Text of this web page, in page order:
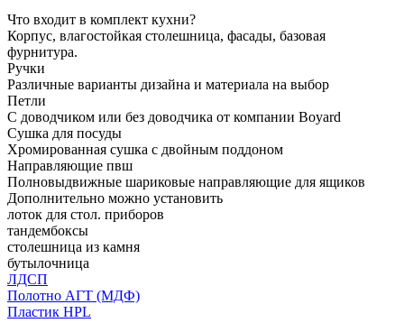
Что входит в комплект кухни?
Корпус, влагостойкая столешница, фасады, базовая
фурнитура.
Ручки
Различные варианты дизайна и материала на выбор
Петли
С доводчиком или без доводчика от компании Boyard
Сушка для посуды
Хромированная сушка с двойным поддоном
Направляющие пвш
Полновыдвижные шариковые направляющие для ящиков
Дополнительно можно установить
лоток для стол. приборов
тандембоксы
столешница из камня
бутылочница
ЛДСП
Полотно АГТ (МДФ)
Пластик HPL